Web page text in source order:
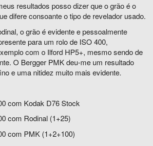
resultados posso dizer que o grão é o
difere consoante o tipo de revelador usado.
o grão é evidente e pessoalmente
para um rolo de ISO 400,
com o Ilford HP5+, mesmo sendo de
O Bergger PMK deu-me um resultado
e uma nitidez muito mais evidente.
com Kodak D76 Stock
com Rodinal (1+25)
com PMK (1+2+100)